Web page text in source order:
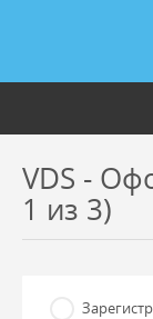
VDS -
1 из 3)